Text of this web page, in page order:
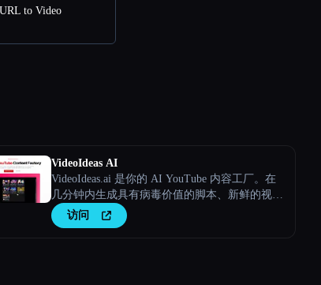
to Video
VideoIdeas AI
VideoIdeas.ai 是你的 AI YouTube 内容工厂。在
几分钟内生成具有病毒价值的脚本、新鲜的视频
创意和引人入胜的内容。
访问